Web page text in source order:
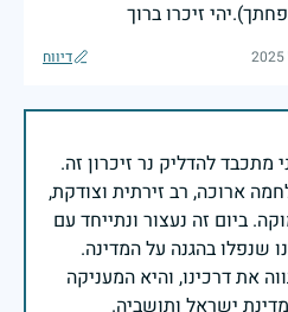
זיכרו ברוך
דיווח
להדליק נר זיכרון זה.
ארוכה, רב זירתית וצודקת,
ביום זה נעצור ונתייחד עם
שנפלו בהגנה על המדינה.
את דרכינו, והיא המעניקה